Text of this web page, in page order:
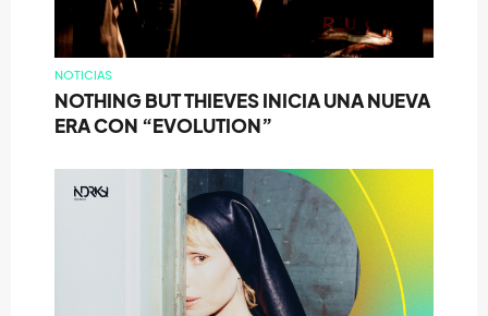
NOTICIAS
NOTHING BUT THIEVES INICIA UNA NUEVA
ERA CON “EVOLUTION”